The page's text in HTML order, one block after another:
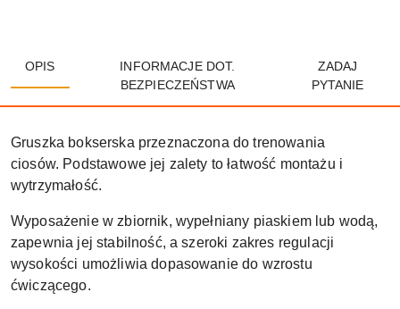
OPIS
INFORMACJE DOT.
BEZPIECZEŃSTWA
ZADAJ
PYTANIE
Gruszka bokserska przeznaczona do trenowania
ciosów. Podstawowe jej zalety to łatwość montażu i
wytrzymałość.
Wyposażenie w zbiornik, wypełniany piaskiem lub wodą,
zapewnia jej stabilność, a szeroki zakres regulacji
wysokości umożliwia dopasowanie do wzrostu
ćwiczącego.